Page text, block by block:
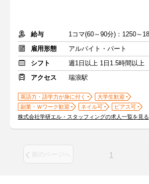
給与
雇用形態
アルバイト・パート
シフト
週1日以上 1日1.5時間以上
アクセス
瑞浪駅
英語力・語学力が身に付く
大学生歓迎
副業・Ｗワーク歓迎
ネイル可
ピアス可
株式会社学研エル・スタッフィングの求人一覧を見る
前のページへ 1